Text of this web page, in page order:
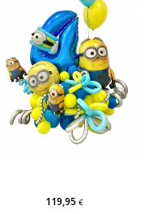
119,95 €